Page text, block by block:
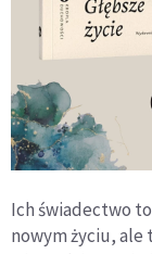
Ich świadectwo
nowym życiu, ale